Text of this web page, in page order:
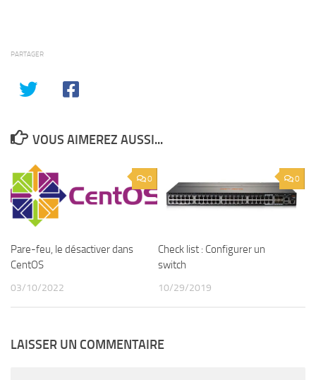
PARTAGER
VOUS AIMEREZ AUSSI...
0
Pare-feu, le désactiver dans
CentOS
03/10/2022
0
Check list : Configurer un
switch
10/29/2019
LAISSER UN COMMENTAIRE